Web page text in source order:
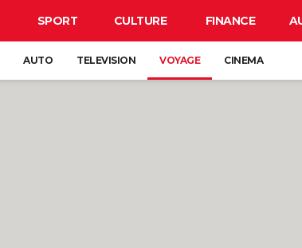
SPORT CULTURE FINANCE
AUTO TELEVISION VOYAGE CINEMA